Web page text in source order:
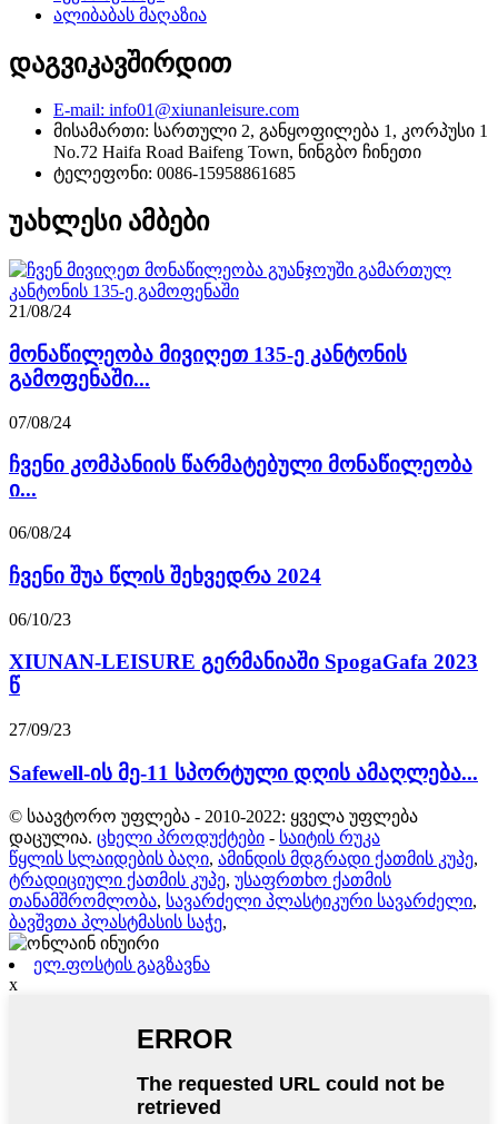
ალიბაბას მაღაზია
დაგვიკავშირდით
E-mail: info01@xiunanleisure.com
მისამართი: სართული 2, განყოფილება 1, კორპუსი 1
No.72 Haifa Road Baifeng Town, ნინგბო ჩინეთი
ტელეფონი: 0086-15958861685
უახლესი ამბები
21/08/24
მონაწილეობა მივიღეთ 135-ე კანტონის
გამოფენაში...
07/08/24
ჩვენი კომპანიის წარმატებული მონაწილეობა
ი...
06/08/24
ჩვენი შუა წლის შეხვედრა 2024
06/10/23
XIUNAN-LEISURE გერმანიაში SpogaGafa 2023
წ
27/09/23
Safewell-ის მე-11 სპორტული დღის ამაღლება...
© საავტორო უფლება - 2010-2022: ყველა უფლება
დაცულია. ცხელი პროდუქტები - საიტის რუკა
წყლის სლაიდების ბაღი, ამინდის მდგრადი ქათმის კუპე,
ტრადიციული ქათმის კუპე, უსაფრთხო ქათმის
თანამშრომლობა, სავარძელი პლასტიკური სავარძელი,
ბავშვთა პლასტმასის საჭე,
ელ.ფოსტის გაგზავნა
x